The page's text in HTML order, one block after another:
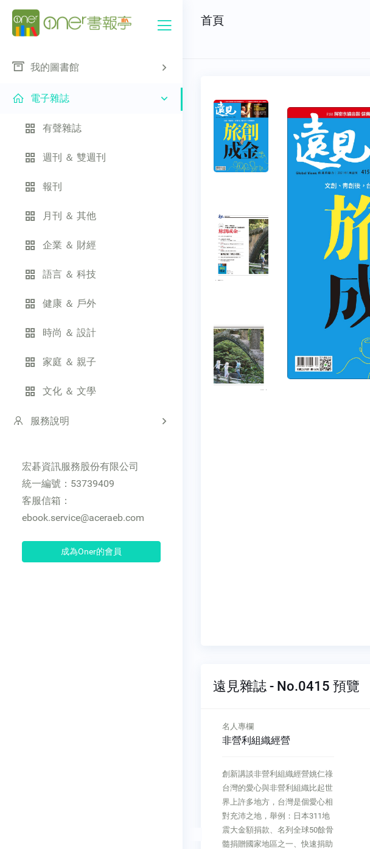
我的圖書館
電子雜誌
有聲雜誌
週刊 ＆ 雙週刊
報刊
月刊 ＆ 其他
企業 ＆ 財經
語言 ＆ 科技
健康 ＆ 戶外
時尚 ＆ 設計
家庭 ＆ 親子
文化 ＆ 文學
服務說明
宏碁資訊服務股份有限公司
統一編號：53739409
客服信箱：
ebook.service@aceraeb.com
成為Oner的會員
首頁
遠見雜誌 - No.0415 預覽
名人專欄
非營利組織經營
創新講談非營利組織經營姚仁祿
台灣的愛心與非營利組織比起世
界上許多地方，台灣是個愛心相
對充沛之地，舉例：日本311地
震大金額捐款、名列全球50餘骨
髓捐贈國家地區之一、快速捐助